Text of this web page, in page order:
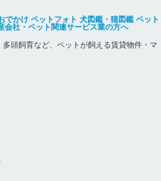
でかけ ペットフォト 犬図鑑・猫図鑑 ペット
会社・ペット関連サービス業の方へ
頭飼育など、ペットが飼える賃貸物件・マ